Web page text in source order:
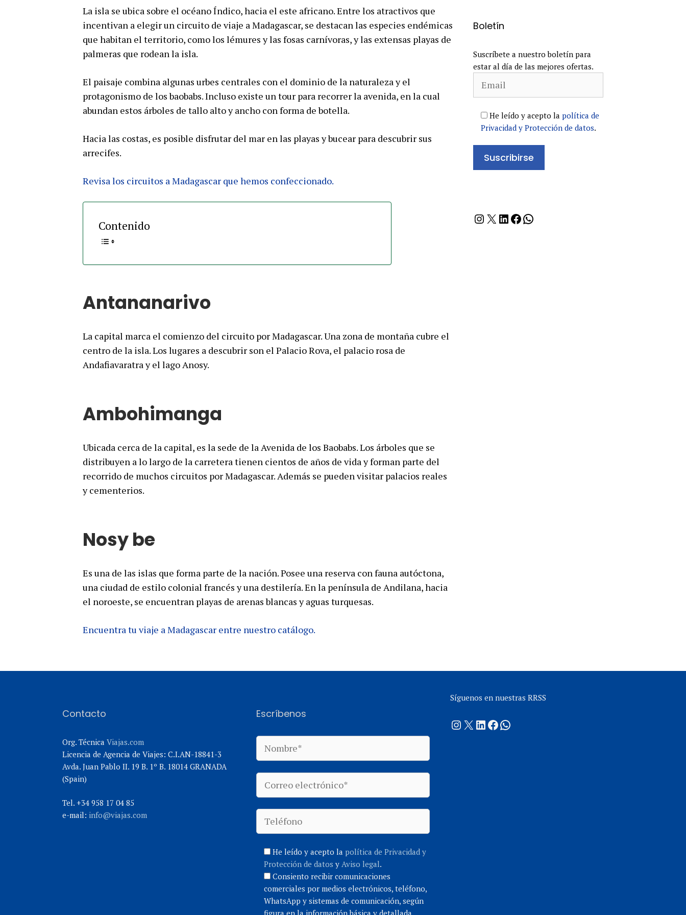
La isla se ubica sobre el océano Índico, hacia el este africano. Entre los atractivos que
incentivan a elegir un circuito de viaje a Madagascar, se destacan las especies endémicas
que habitan el territorio, como los lémures y las fosas carnívoras, y las extensas playas de
palmeras que rodean la isla.
El paisaje combina algunas urbes centrales con el dominio de la naturaleza y el
protagonismo de los baobabs. Incluso existe un tour para recorrer la avenida, en la cual
abundan estos árboles de tallo alto y ancho con forma de botella.
Hacia las costas, es posible disfrutar del mar en las playas y bucear para descubrir sus
arrecifes.
Revisa los circuitos a Madagascar que hemos confeccionado.
Contenido
Antananarivo
La capital marca el comienzo del circuito por Madagascar. Una zona de montaña cubre el
centro de la isla. Los lugares a descubrir son el Palacio Rova, el palacio rosa de
Andafiavaratra y el lago Anosy.
Ambohimanga
Ubicada cerca de la capital, es la sede de la Avenida de los Baobabs. Los árboles que se
distribuyen a lo largo de la carretera tienen cientos de años de vida y forman parte del
recorrido de muchos circuitos por Madagascar. Además se pueden visitar palacios reales
y cementerios.
Nosy be
Es una de las islas que forma parte de la nación. Posee una reserva con fauna autóctona,
una ciudad de estilo colonial francés y una destilería. En la península de Andilana, hacia
el noroeste, se encuentran playas de arenas blancas y aguas turquesas.
Encuentra tu viaje a Madagascar entre nuestro catálogo.
Boletín
Suscríbete a nuestro boletín para
estar al día de las mejores ofertas.
He leído y acepto la política de
Privacidad y Protección de datos.
Instagram
X LinkedIn
Facebook
WhatsApp
Contacto
Org. Técnica Viajas.com
Licencia de Agencia de Viajes: C.I.AN-18841-3
Avda. Juan Pablo II. 19 B. 1º B. 18014 GRANADA
(Spain)
Tel. +34 958 17 04 85
e-mail: info@viajas.com
Escríbenos
He leído y acepto la política de Privacidad y
Protección de datos y Aviso legal.
Consiento recibir comunicaciones
comerciales por medios electrónicos, teléfono,
WhatsApp y sistemas de comunicación, según
figura en la información básica y detallada
Síguenos en nuestras RRSS
Instagram
X LinkedIn
Facebook
WhatsApp